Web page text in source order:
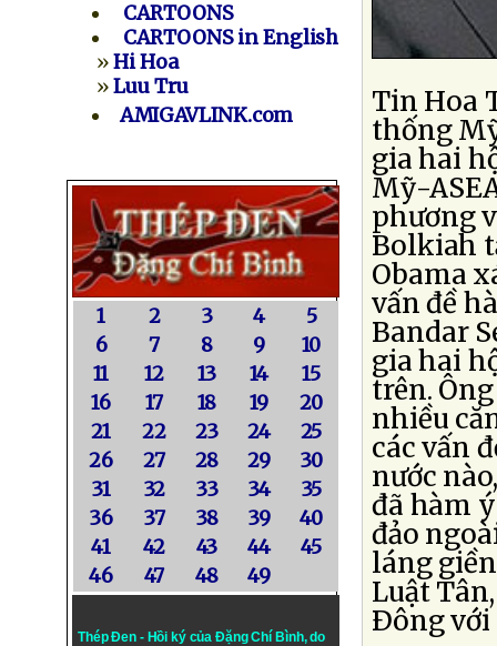
CARTOONS
CARTOONS in English
»Hi Hoa
»Luu Tru
AMIGAVLINK.com
1 2 3 4
5
6
7 8 9
10
11
12 13 14
15
16
17 18 19
20
21
22 23 24
25
26
27 28 29
30
31
32 33 34
35
36
37 38 39
40
41
42 43 44
45
46
47 48 49
Thép Đen - Hồi ký của Đặng Chí Bình, do
Tin Hoa
thống
gia hai
Mỹ-
phương
Bolkiah
Obama
vấn đề
Bandar
gia hai
trên.
nhiều
các vấn
nước
đã hàm
đảo
láng
Luật
Ðông với